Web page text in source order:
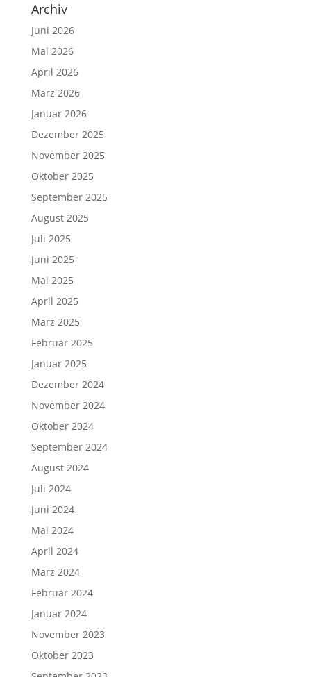
Archiv
Juni 2026
Mai 2026
April 2026
März 2026
Januar 2026
Dezember 2025
November 2025
Oktober 2025
September 2025
August 2025
Juli 2025
Juni 2025
Mai 2025
April 2025
März 2025
Februar 2025
Januar 2025
Dezember 2024
November 2024
Oktober 2024
September 2024
August 2024
Juli 2024
Juni 2024
Mai 2024
April 2024
März 2024
Februar 2024
Januar 2024
November 2023
Oktober 2023